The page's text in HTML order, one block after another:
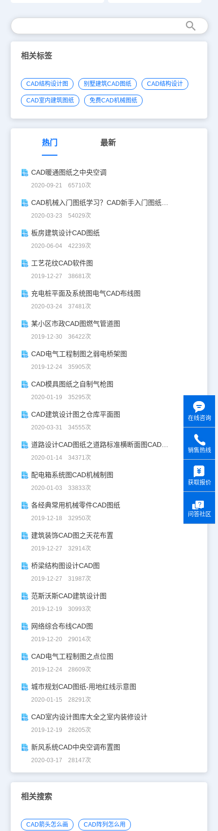
相关标签
CAD结构设计图 别墅建筑CAD图纸 CAD结构设计
CAD室内建筑图纸 免费CAD机械图纸
热门 最新
CAD暖通图纸之中央空调
2020-09-21 65710次
CAD机械入门图纸学习？CAD新手入门图纸练习
2020-03-23 54029次
板房建筑设计CAD图纸
2020-06-04 42239次
工艺花纹CAD软件图
2019-12-27 38681次
充电桩平面及系统图电气CAD布线图
2020-03-24 37481次
某小区市政CAD图燃气管道图
2019-12-30 36422次
CAD电气工程制图之弱电桥架图
2019-12-24 35905次
CAD模具图纸之自制气枪图
2020-01-19 35295次
CAD建筑设计图之仓库平面图
2020-03-31 34555次
道路设计CAD图纸之道路标准横断面图CAD图纸
2020-01-14 34371次
配电箱系统图CAD机械制图
2020-01-03 33833次
各经典常用机械零件CAD图纸
2019-12-18 32950次
建筑装饰CAD图之天花布置
2019-12-27 32914次
桥梁结构图设计CAD图
2019-12-27 31987次
范斯沃斯CAD建筑设计图
2019-12-19 30993次
网络综合布线CAD图
2019-12-20 29014次
CAD电气工程制图之点位图
2019-12-24 28609次
城市规划CAD图纸-用地红线示意图
2020-01-15 28291次
CAD室内设计图库大全之室内装修设计
2019-12-19 28205次
新风系统CAD中央空调布置图
2020-03-17 28147次
相关搜索
CAD箭头怎么画 CAD阵列怎么用
在线咨询
销售热线
获取报价
问答社区